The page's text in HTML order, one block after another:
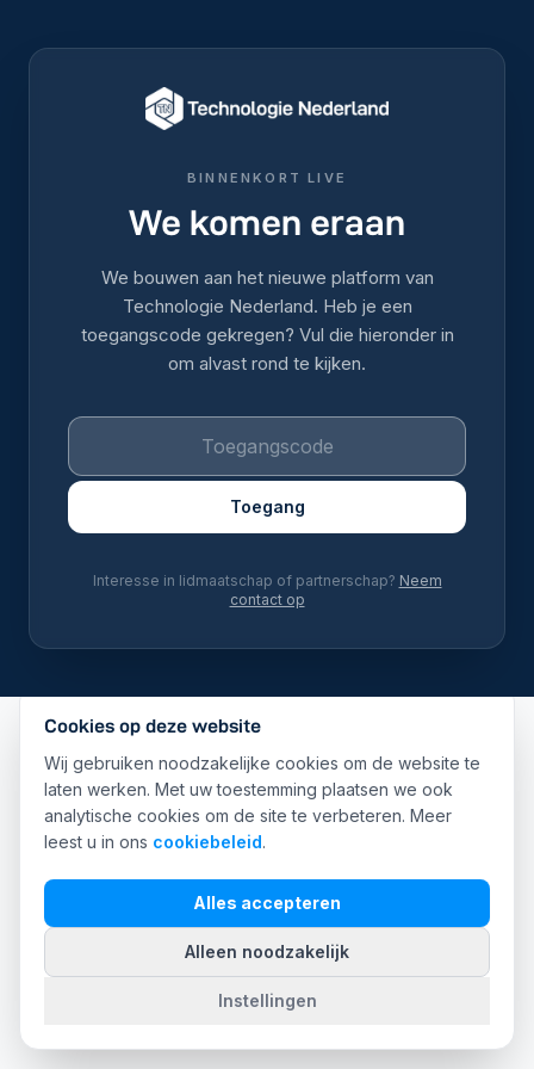
BINNENKORT LIVE
We komen eraan
We bouwen aan het nieuwe platform van
Technologie Nederland. Heb je een
toegangscode gekregen? Vul die hieronder in
om alvast rond te kijken.
Toegang
Interesse in lidmaatschap of partnerschap? Neem
contact op
Cookies op deze website
Wij gebruiken noodzakelijke cookies om de website te
laten werken. Met uw toestemming plaatsen we ook
analytische cookies om de site te verbeteren. Meer
leest u in ons cookiebeleid.
Alles accepteren
Alleen noodzakelijk
Instellingen